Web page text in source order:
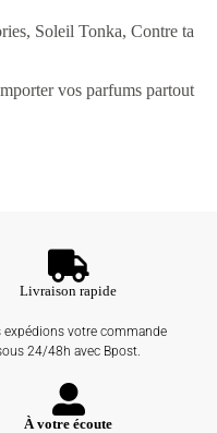
Soleil Tonka, Contre ta
vos parfums partout
Livraison rapide
expédions votre commande
24/48h avec Bpost.
À votre écoute